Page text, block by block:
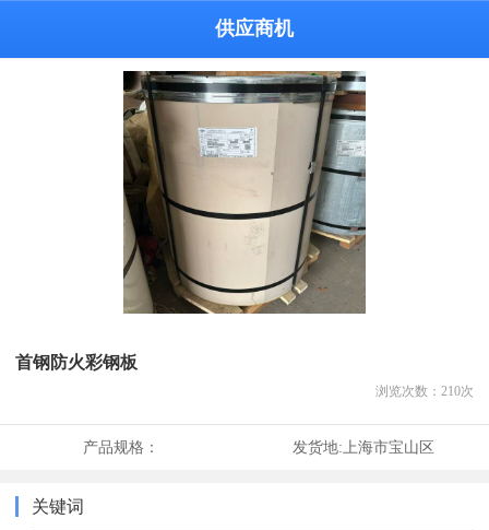
供应商机
首钢防火彩钢板
浏览次数： 210次
产品规格： 发货地:上海市宝山区
关键词